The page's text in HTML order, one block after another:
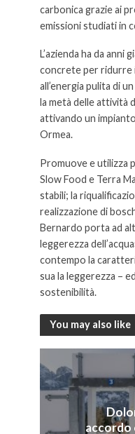
carbonica grazie ai
emissioni studiati in
L’azienda ha da anni
concrete per ridurre
all’energia pulita di
la metà delle attività
attivando un
Ormea.
Promuove e utilizza
Slow Food e Terra
stabili; la
realizzazione di
Bernardo porta ad
leggerezza
contempo la
sua la leggerezza –
sostenibilità.
You may also like
accordo